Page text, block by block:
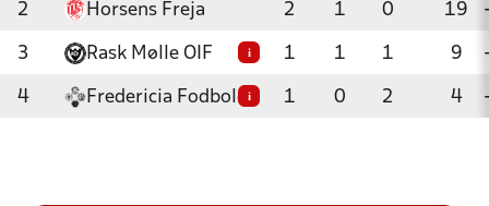
2 Horsens Freja 2 1 0 19
3 Rask Mølle OIF i 1 1 1 9
4 Fredericia Fodbold i 1 0 2 4